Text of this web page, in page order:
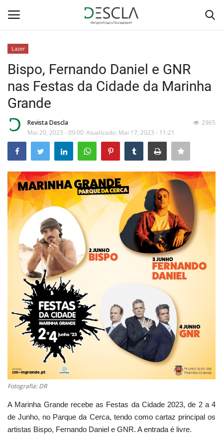
Home
Desporto
Sobre Nós
Educação
Estatuto Editorial
Saúde
Ficha técnica
Cultura
Ambiente
Lazer
Bispo, Fernando Daniel e GNR
nas Festas da Cidade da Marinha
Grande
Revista Descla
Mai 20, 2023 - 09:00 Atualizado: Mai 17, 2023 - 11:21
2965
Fotografia: DR
A Marinha Grande recebe as Festas da Cidade 2023, de 2 a 4
de Junho, no Parque da Cerca, tendo como cartaz principal os
artistas Bispo, Fernando Daniel e GNR. A entrada é livre.